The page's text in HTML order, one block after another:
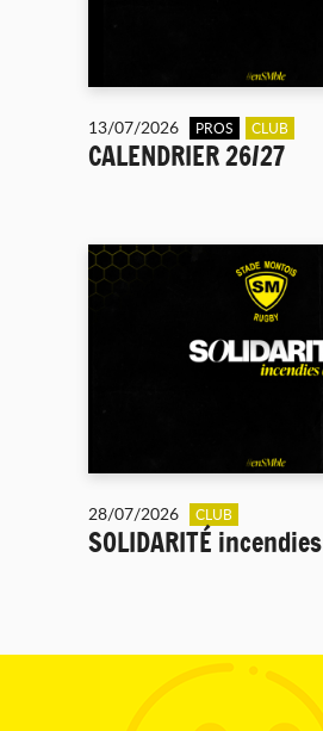
13/07/2026 PROS CLUB
CALENDRIER 26/27
28/07/2026 CLUB
SOLIDARITÉ incendies